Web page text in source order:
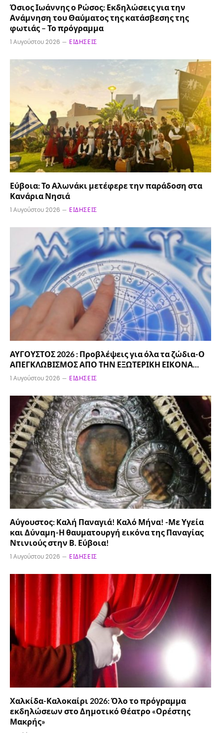
Όσιος Ιωάννης ο Ρώσος: Εκδηλώσεις για την
Ανάμνηση του Θαύματος της κατάσβεσης της
φωτιάς – Το πρόγραμμα
1 Αυγούστου 2026 ΕΙΔΉΣΕΙΣ
Εύβοια: Το Αλωνάκι μετέφερε την παράδοση στα
Κανάρια Νησιά
1 Αυγούστου 2026 ΕΙΔΉΣΕΙΣ
ΑΥΓΟΥΣΤΟΣ 2026 : Προβλέψεις για όλα τα ζώδια-Ο
ΑΠΕΓΚΛΩΒΙΣΜΟΣ ΑΠΟ ΤΗΝ ΕΞΩΤΕΡΙΚΗ ΕΙΚΟΝΑ…
1 Αυγούστου 2026 ΕΙΔΉΣΕΙΣ
Αύγουστος: Καλή Παναγιά! Καλό Μήνα! -Με Υγεία
και Δύναμη-Η θαυματουργή εικόνα της Παναγίας
Ντινιούς στην Β. Εύβοια!
1 Αυγούστου 2026 ΕΙΔΉΣΕΙΣ
Χαλκίδα-Καλοκαίρι 2026: Όλο το πρόγραμμα
εκδηλώσεων στο Δημοτικό Θέατρο «Ορέστης
Μακρής»